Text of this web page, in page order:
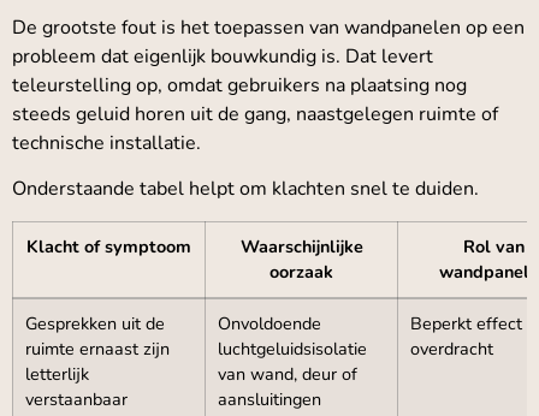
De grootste fout is het toepassen van wandpanelen op een
probleem dat eigenlijk bouwkundig is. Dat levert
teleurstelling op, omdat gebruikers na plaatsing nog
steeds geluid horen uit de gang, naastgelegen ruimte of
technische installatie.
Onderstaande tabel helpt om klachten snel te duiden.
Klacht of symptoom
Waarschijnlijke
oorzaak
Rol van
Gesprekken uit de
ruimte ernaast zijn
letterlijk
verstaanbaar
Onvoldoende
luchtgeluidsisolatie
van wand, deur of
aansluitingen
Beperkt effect
overdracht